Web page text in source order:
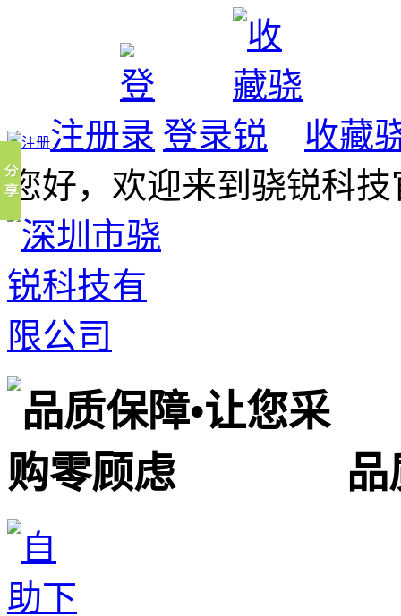
注册 登录
收藏
您好，欢迎来到骁锐科
品